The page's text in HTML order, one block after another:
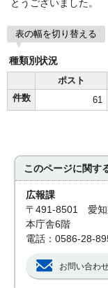
とうございました。
表の幅を切り替える
種類別状況
ポスト
件数
61
このページに関す
広報課
〒491-8501 愛知
本庁舎6階
電話：0586-28-
お問い合わ